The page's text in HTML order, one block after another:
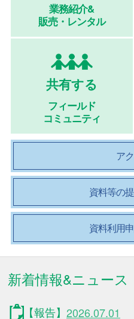
業務紹介&
販売・レンタル
共有する
フィールド
コミュニティ
ア
資料等の
資料利用
新着情報&ニュース
【報告】 2026.07.01